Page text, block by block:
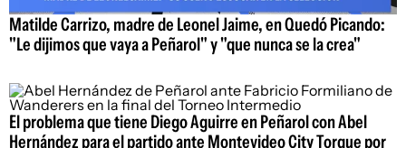
Matilde Carrizo, madre de Leonel Jaime, en Quedó Picando:
"Le dijimos que vaya a Peñarol" y "que nunca se la crea"
El problema que tiene Diego Aguirre en Peñarol con Abel
Hernández para el partido ante Montevideo City Torque por